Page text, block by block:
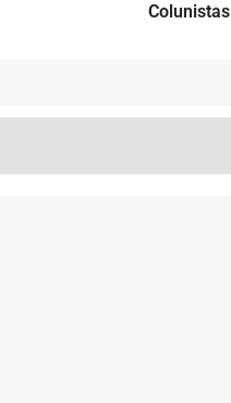
Colunistas